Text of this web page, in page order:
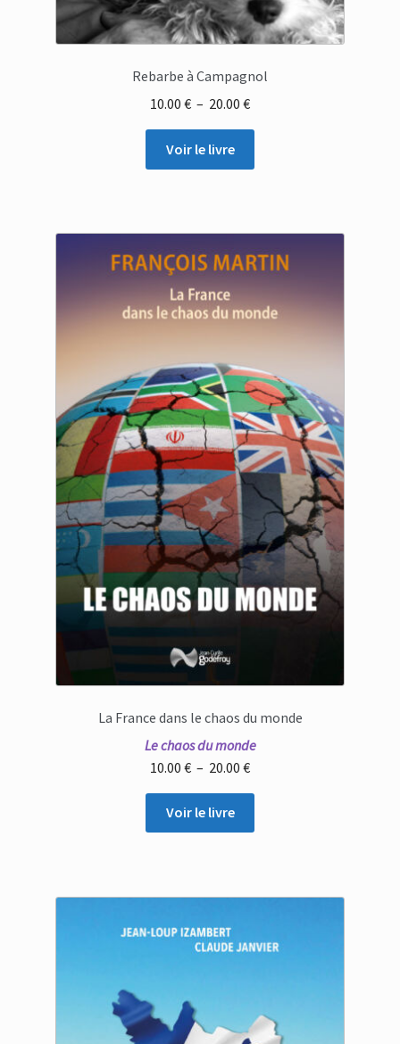
Rebarbe à Campagnol
10.00 € – 20.00 €Plage
10.00 €
Voir le livre
La France dans le chaos du monde
Le chaos du monde
10.00 € – 20.00 €Plage
10.00 €
Voir le livre